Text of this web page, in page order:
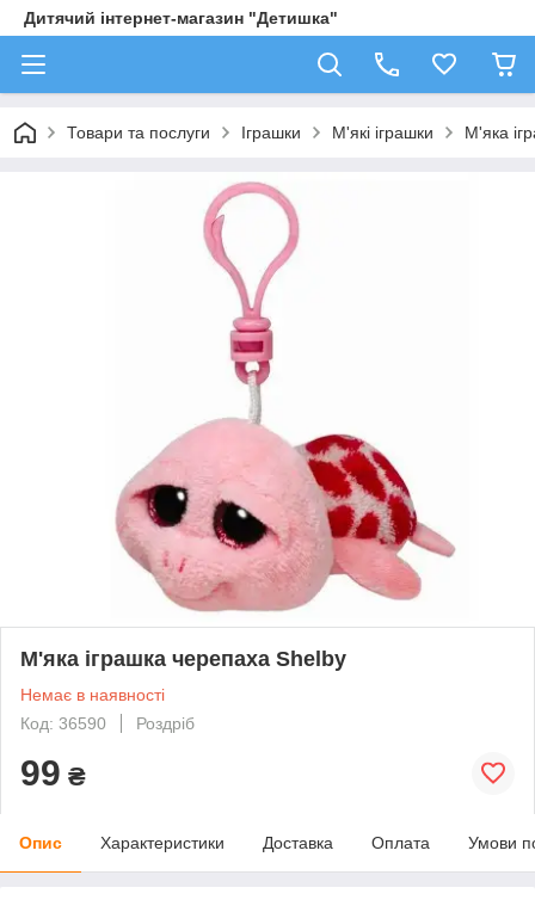
Дитячий інтернет-магазин "Детишка"
Товари та послуги Іграшки М'які іграшки М'яка
М'яка іграшка черепаха Shelby
Немає в наявності
Код: 36590
Роздріб
99 ₴
Опис Характеристики Доставка Оплата Умови